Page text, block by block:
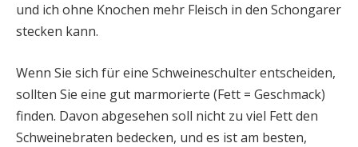
und ich ohne Knochen mehr Fleisch in den Schongarer
stecken kann.
Wenn Sie sich für eine Schweineschulter entscheiden,
sollten Sie eine gut marmorierte (Fett = Geschmack)
finden. Davon abgesehen soll nicht zu viel Fett den
Schweinebraten bedecken, und es ist am besten,